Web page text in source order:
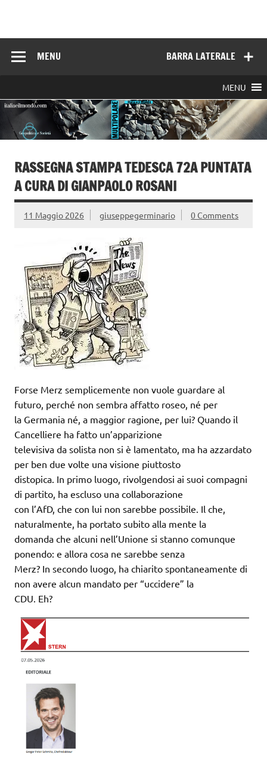
BARRA LATERALE
MENU
MENU
RASSEGNA STAMPA TEDESCA 72A PUNTATA
A CURA DI GIANPAOLO ROSANI
11 Maggio 2026 giuseppegerminario 0 Comments
Forse Merz semplicemente non vuole guardare al
futuro, perché non sembra affatto roseo, né per
la Germania né, a maggior ragione, per lui? Quando il
Cancelliere ha fatto un’apparizione
televisiva da solista non si è lamentato, ma ha azzardato
per ben due volte una visione piuttosto
distopica. In primo luogo, rivolgendosi ai suoi compagni
di partito, ha escluso una collaborazione
con l’AfD, che con lui non sarebbe possibile. Il che,
naturalmente, ha portato subito alla mente la
domanda che alcuni nell’Unione si stanno comunque
ponendo: e allora cosa ne sarebbe senza
Merz? In secondo luogo, ha chiarito spontaneamente di
non avere alcun mandato per “uccidere” la
CDU. Eh?